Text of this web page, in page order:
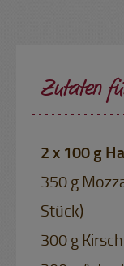
Zutaten
2 x 100 g
350 g
Stück)
300 g